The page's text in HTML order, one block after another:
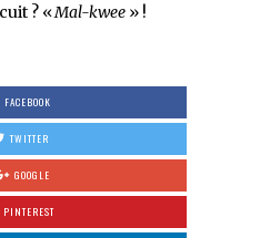
? «Mal-kwee » !
FACEBOOK
TWITTER
GOOGLE
PINTEREST